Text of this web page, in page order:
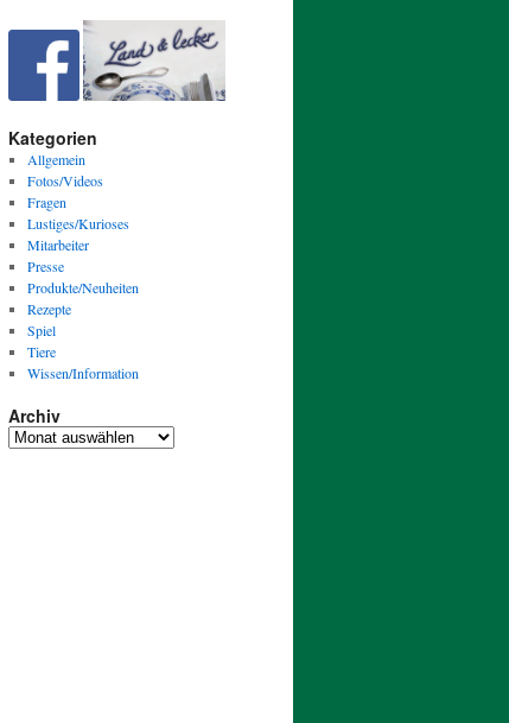
Kategorien
Allgemein
Fotos/Videos
Fragen
Lustiges/Kurioses
Mitarbeiter
Presse
Produkte/Neuheiten
Rezepte
Spiel
Tiere
Wissen/Information
Archiv
Archiv